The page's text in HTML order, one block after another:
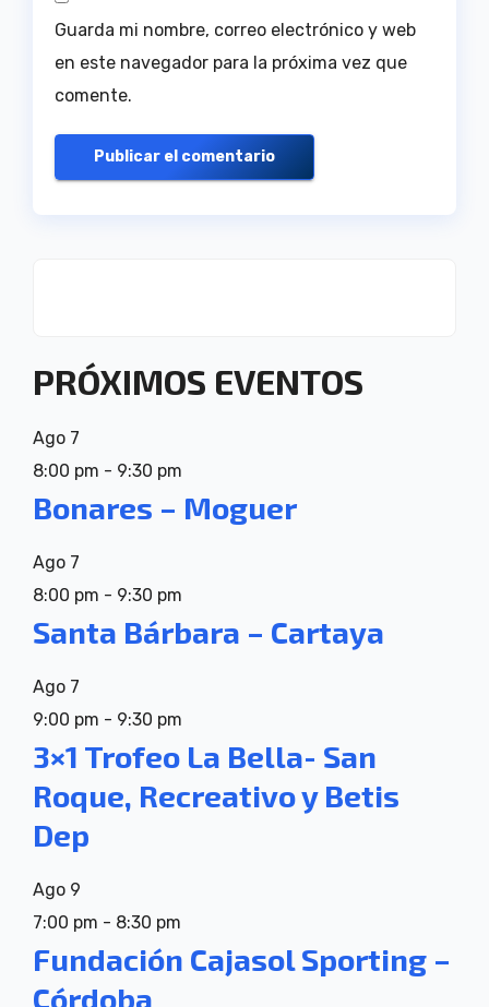
Guarda mi nombre, correo electrónico y web
en este navegador para la próxima vez que
comente.
PRÓXIMOS EVENTOS
Ago 7
8:00 pm - 9:30 pm
Bonares – Moguer
Ago 7
8:00 pm - 9:30 pm
Santa Bárbara – Cartaya
Ago 7
9:00 pm - 9:30 pm
3×1 Trofeo La Bella- San
Roque, Recreativo y Betis
Dep
Ago 9
7:00 pm - 8:30 pm
Fundación Cajasol Sporting –
Córdoba